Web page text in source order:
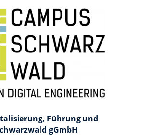
& Seminare
Führung und
gGmbH